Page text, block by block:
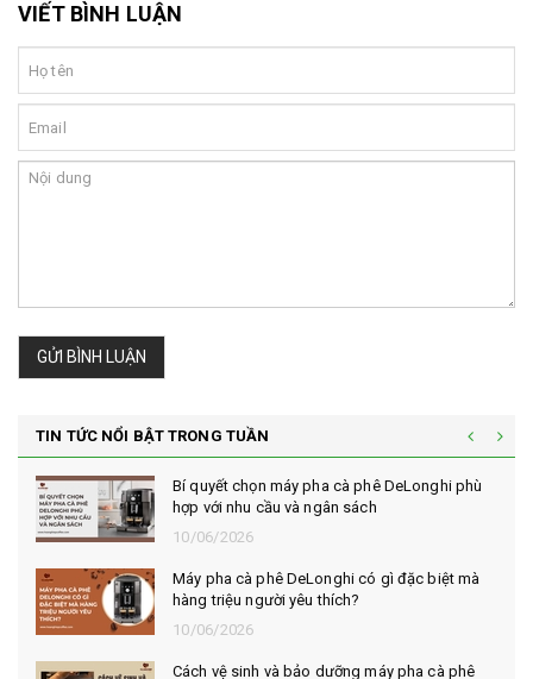
VIẾT BÌNH LUẬN
GỬI BÌNH LUẬN
TIN TỨC NỔI BẬT TRONG TUẦN
Bí quyết chọn máy pha cà phê DeLonghi phù
hợp với nhu cầu và ngân sách
10/06/2026
Máy pha cà phê DeLonghi có gì đặc biệt mà
hàng triệu người yêu thích?
10/06/2026
Cách vệ sinh và bảo dưỡng máy pha cà phê